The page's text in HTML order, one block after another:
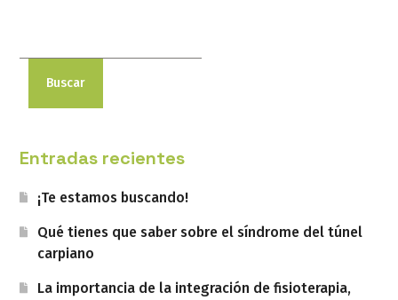
Buscar
Entradas recientes
¡Te estamos buscando!
Qué tienes que saber sobre el síndrome del túnel
carpiano
La importancia de la integración de fisioterapia,